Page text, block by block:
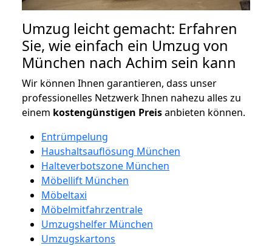
Umzug leicht gemacht: Erfahren
Sie, wie einfach ein Umzug von
München nach Achim sein kann
Wir können Ihnen garantieren, dass unser
professionelles Netzwerk Ihnen nahezu alles zu
einem kostengünstigen Preisanbieten können.
Entrümpelung
Haushaltsauflösung München
Halteverbotszone München
Möbellift München
Möbeltaxi
Möbelmitfahrzentrale
Umzugshelfer München
Umzugskartons